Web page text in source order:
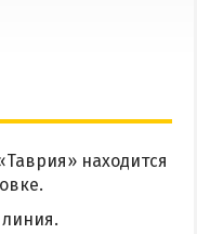
1
находится